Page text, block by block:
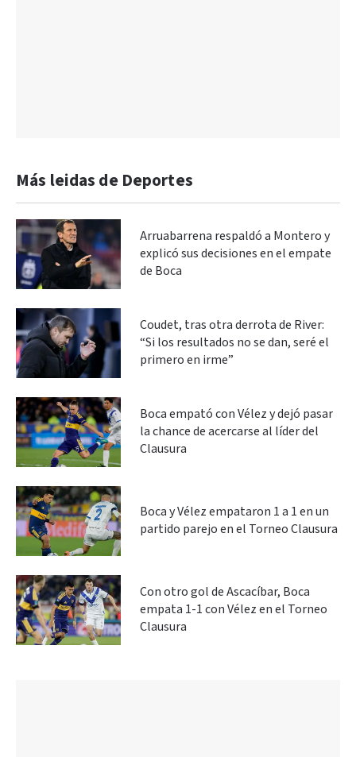
Más leidas de Deportes
Arruabarrena respaldó a Montero y
explicó sus decisiones en el empate
de Boca
Coudet, tras otra derrota de River:
“Si los resultados no se dan, seré el
primero en irme”
Boca empató con Vélez y dejó pasar
la chance de acercarse al líder del
Clausura
Boca y Vélez empataron 1 a 1 en un
partido parejo en el Torneo Clausura
Con otro gol de Ascacíbar, Boca
empata 1-1 con Vélez en el Torneo
Clausura